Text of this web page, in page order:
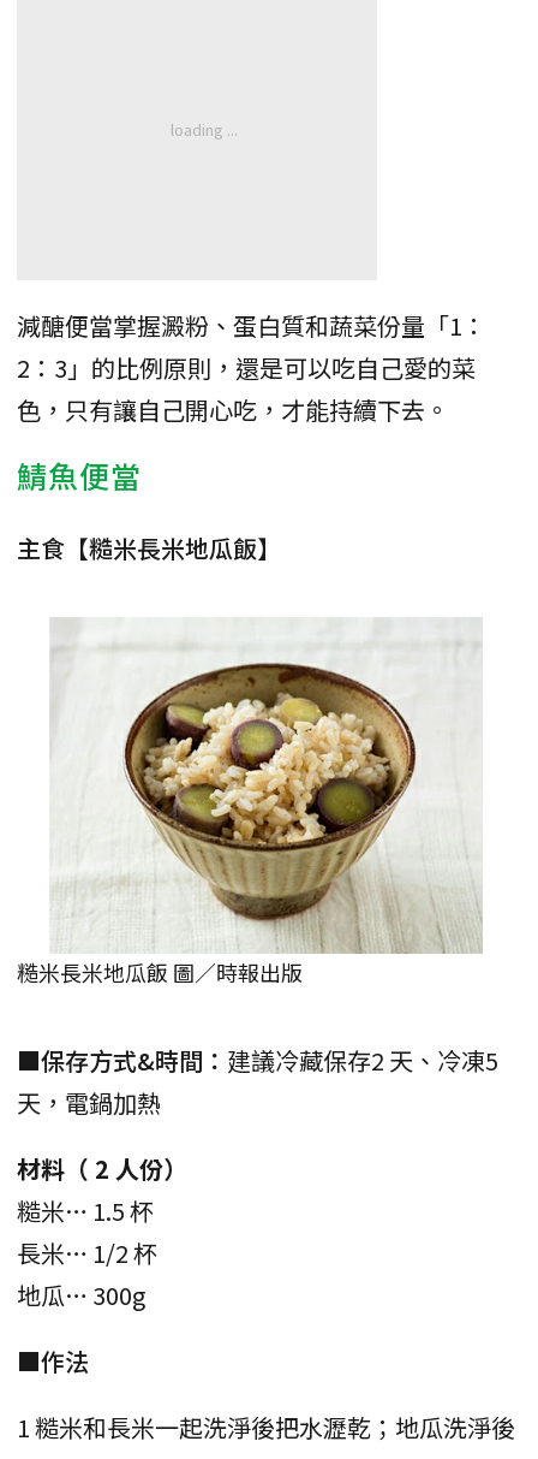
減醣便當掌握澱粉、蛋白質和蔬菜份量「1：
2：3」的比例原則，還是可以吃自己愛的菜
色，只有讓自己開心吃，才能持續下去。
鯖魚便當
主食【糙米長米地瓜飯】
糙米長米地瓜飯 圖／時報出版
■保存方式&時間： 建議冷藏保存2 天、冷凍5
天，電鍋加熱
材料（ 2 人份）
糙米… 1.5 杯
長米… 1/2 杯
地瓜… 300g
■作法
1 糙米和長米一起洗淨後把水瀝乾；地瓜洗淨後